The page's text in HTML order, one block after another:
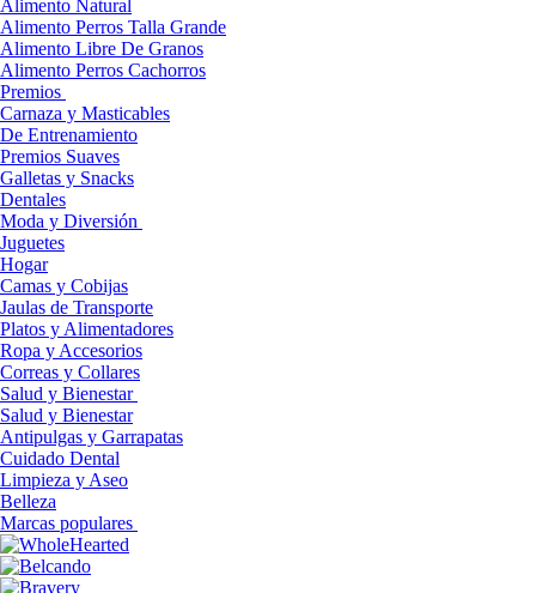
Alimento Natural
Alimento Perros Talla Grande
Alimento Libre De Granos
Alimento Perros Cachorros
Premios
Carnaza y Masticables
De Entrenamiento
Premios Suaves
Galletas y Snacks
Dentales
Moda y Diversión
Juguetes
Hogar
Camas y Cobijas
Jaulas de Transporte
Platos y Alimentadores
Ropa y Accesorios
Correas y Collares
Salud y Bienestar
Salud y Bienestar
Antipulgas y Garrapatas
Cuidado Dental
Limpieza y Aseo
Belleza
Marcas populares